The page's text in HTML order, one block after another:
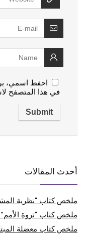
احفظ اسمي،
في هذا المتصفح
أحدث المقالات
ملخص كتاب “نظرية
ملخص كتاب “ثروة
ملخص كتاب معضلة